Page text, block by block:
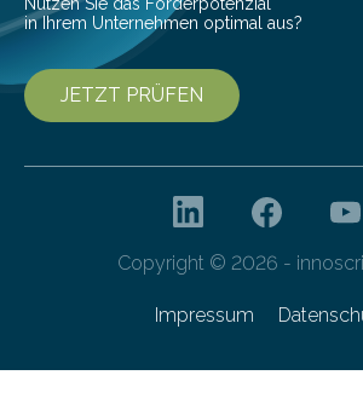
Nutzen Sie das Förderpotenzial
in Ihrem Unternehmen optimal aus?
JETZT PRÜFEN
Copyright © 2026 -
Impressum